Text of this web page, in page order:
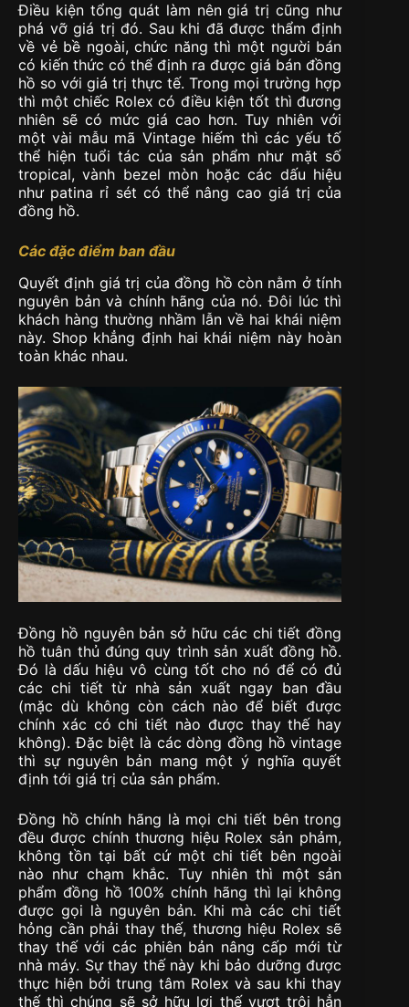
Điều kiện tổng quát làm nên giá trị cũng như
phá vỡ giá trị đó. Sau khi đã được thẩm định
về vẻ bề ngoài, chức năng thì một người bán
có kiến thức có thể định ra được giá bán đồng
hồ so với giá trị thực tế. Trong mọi trường hợp
thì một chiếc Rolex có điều kiện tốt thì đương
nhiên sẽ có mức giá cao hơn. Tuy nhiên với
một vài mẫu mã Vintage hiếm thì các yếu tố
thể hiện tuổi tác của sản phẩm như mặt số
tropical, vành bezel mòn hoặc các dấu hiệu
như patina rỉ sét có thể nâng cao giá trị của
đồng hồ.
Các đặc điểm ban đầu
Quyết định giá trị của đồng hồ còn nằm ở tính
nguyên bản và chính hãng của nó. Đôi lúc thì
khách hàng thường nhầm lẫn về hai khái niệm
này. Shop khẳng định hai khái niệm này hoàn
toàn khác nhau.
Đồng hồ nguyên bản sở hữu các chi tiết đồng
hồ tuân thủ đúng quy trình sản xuất đồng hồ.
Đó là dấu hiệu vô cùng tốt cho nó để có đủ
các chi tiết từ nhà sản xuất ngay ban đầu
(mặc dù không còn cách nào để biết được
chính xác có chi tiết nào được thay thế hay
không). Đặc biệt là các dòng đồng hồ vintage
thì sự nguyên bản mang một ý nghĩa quyết
định tới giá trị của sản phẩm.
Đồng hồ chính hãng là mọi chi tiết bên trong
đều được chính thương hiệu Rolex sản phảm,
không tồn tại bất cứ một chi tiết bên ngoài
nào như chạm khắc. Tuy nhiên thì một sản
phẩm đồng hồ 100% chính hãng thì lại không
được gọi là nguyên bản. Khi mà các chi tiết
hỏng cần phải thay thế, thương hiệu Rolex sẽ
thay thế với các phiên bản nâng cấp mới từ
nhà máy. Sự thay thế này khi bảo dưỡng được
thực hiện bởi trung tâm Rolex và sau khi thay
thế thì chúng sẽ sở hữu lợi thế vượt trội hẳn